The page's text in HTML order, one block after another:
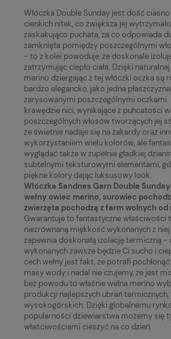
Włóczka Double Sunday jest dość
cienkich nitek, co zwiększa jej
zaskakująco puchata, za co odpowiada
zamknięta pomiędzy poszczególnymi
- to z kolei powoduje, że doskonale
zatrzymując ciepło ciała. Dzięki
merino dziergając z tej włóczki oczka są
bardzo elegancko, jako jedna
zarysowanymi poszczególnymi
krawędzie nici, wynikające z puhcatości
poszczególnych włosów tworzących jej
że świetnie nadaje się na żakardy oraz
wykorzystaniem wielu kolorów, ale
wyglądać także w zupełnie gładkiej
subtelnymi teksturowymi elementami,
piękne kolory dając luksusowy look.
Włóczka Sandnes Garn Double
wełny owiec merino, surowiec
zwierzęta pochodzą z farm wolnych od
Gwarantuje to fantastyczne właściwości
niezrównaną miękkość wykonanych z
zapewnia doskonałą izolację termiczną -
wykonanych zawsze będzie Ci sucho i
cech wełny jest fakt, że potrafi
masy wody i nadal nie czujemy, że jest
bez powodu to właśnie wełna merino
produkcji najlepszych ubrań termicznych,
wysokogórskich. Dzięki globalnemu
popularności dziewiarstwa możemy się
właściwościami cieszyć na co dzień.